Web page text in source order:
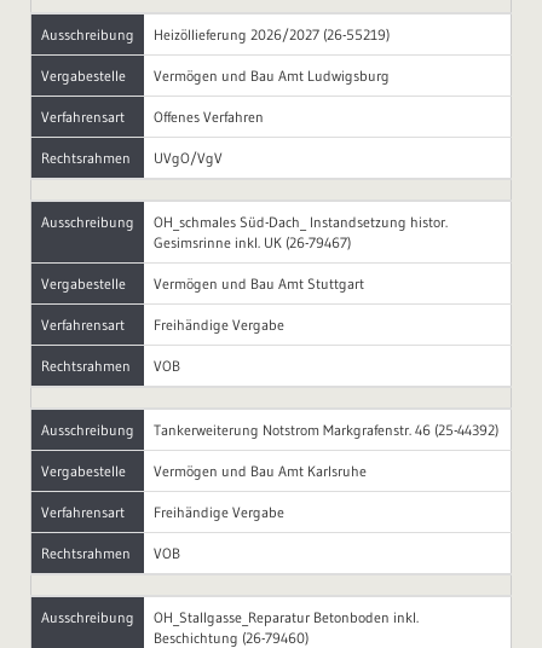
Ausschreibung Heizöllieferung 2026/2027 (26-55219)
Vergabestelle Vermögen und Bau Amt Ludwigsburg
Verfahrensart Offenes Verfahren
Rechtsrahmen UVgO/VgV
Ausschreibung
OH_schmales Süd-Dach_ Instandsetzung histor.
Gesimsrinne inkl. UK (26-79467)
Vergabestelle Vermögen und Bau Amt Stuttgart
Verfahrensart Freihändige Vergabe
Rechtsrahmen VOB
Ausschreibung Tankerweiterung Notstrom Markgrafenstr. 46 (25-44392)
Vergabestelle Vermögen und Bau Amt Karlsruhe
Verfahrensart Freihändige Vergabe
Rechtsrahmen VOB
Ausschreibung
OH_Stallgasse_Reparatur Betonboden inkl.
Beschichtung (26-79460)